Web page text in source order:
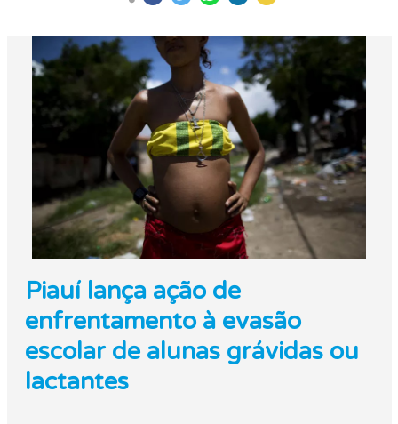
Piauí lança ação de
enfrentamento à evasão
escolar de alunas grávidas ou
lactantes